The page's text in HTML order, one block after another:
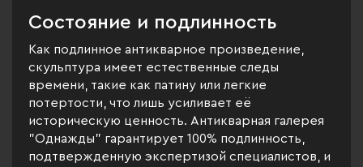
Состояние и подлинность
Как подлинное антикварное произведение,
скульптура имеет естественные следы
времени, такие как патину или легкие
потертости, что лишь усиливает её
историческую ценность. Антикварная галерея
"Однажды" гарантирует 100% подлинность,
подтвержденную экспертизой специалистов, и